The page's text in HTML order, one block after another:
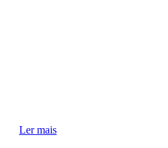
Ler mais